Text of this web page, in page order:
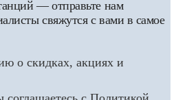
— отправьте нам
свяжутся с вами в самое
о скидках, акциях и